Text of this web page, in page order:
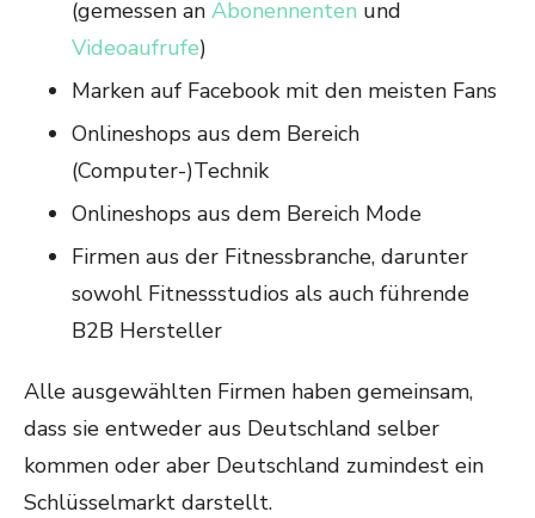
(gemessen an Abonennenten und
Videoaufrufe)
Marken auf Facebook mit den meisten Fans
Onlineshops aus dem Bereich
(Computer-)Technik
Onlineshops aus dem Bereich Mode
Firmen aus der Fitnessbranche, darunter
sowohl Fitnessstudios als auch führende
B2B Hersteller
Alle ausgewählten Firmen haben gemeinsam,
dass sie entweder aus Deutschland selber
kommen oder aber Deutschland zumindest ein
Schlüsselmarkt darstellt.